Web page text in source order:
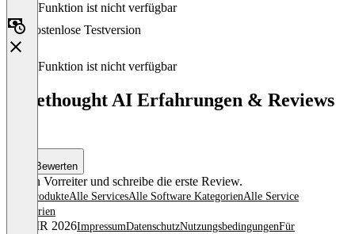
Diese Funktion ist nicht verfügbar
Kostenlose Testversion
Diese Funktion ist nicht verfügbar
Forethought AI Erfahrungen & Reviews
Bewerten
Sei ein Vorreiter und schreibe die erste Review.
Alle ProdukteAlle ServicesAlle Software KategorienAlle Service
Kategorien
© OMR 2026ImpressumDatenschutzNutzungsbedingungenFür